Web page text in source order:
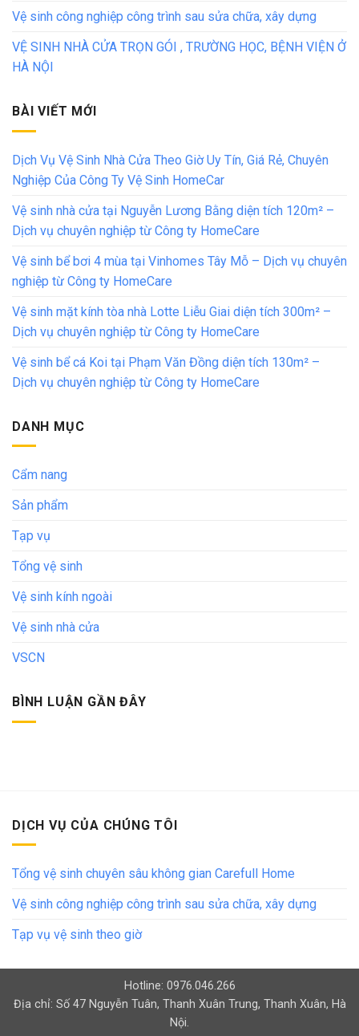
Vệ sinh công nghiệp công trình sau sửa chữa, xây dựng
VỆ SINH NHÀ CỬA TRỌN GÓI , TRƯỜNG HỌC, BỆNH VIỆN Ở
HÀ NỘI
BÀI VIẾT MỚI
Dịch Vụ Vệ Sinh Nhà Cửa Theo Giờ Uy Tín, Giá Rẻ, Chuyên
Nghiệp Của Công Ty Vệ Sinh HomeCar
Vệ sinh nhà cửa tại Nguyễn Lương Bằng diện tích 120m² –
Dịch vụ chuyên nghiệp từ Công ty HomeCare
Vệ sinh bể bơi 4 mùa tại Vinhomes Tây Mỗ – Dịch vụ chuyên
nghiệp từ Công ty HomeCare
Vệ sinh mặt kính tòa nhà Lotte Liễu Giai diện tích 300m² –
Dịch vụ chuyên nghiệp từ Công ty HomeCare
Vệ sinh bể cá Koi tại Phạm Văn Đồng diện tích 130m² –
Dịch vụ chuyên nghiệp từ Công ty HomeCare
DANH MỤC
Cẩm nang
Sản phẩm
Tạp vụ
Tổng vệ sinh
Vệ sinh kính ngoài
Vệ sinh nhà cửa
VSCN
BÌNH LUẬN GẦN ĐÂY
DỊCH VỤ CỦA CHÚNG TÔI
Tổng vệ sinh chuyên sâu không gian Carefull Home
Vệ sinh công nghiệp công trình sau sửa chữa, xây dựng
Tạp vụ vệ sinh theo giờ
Hotline: 0976.046.266
Địa chỉ: Số 47 Nguyễn Tuân, Thanh Xuân Trung, Thanh Xuân, Hà
Nội.